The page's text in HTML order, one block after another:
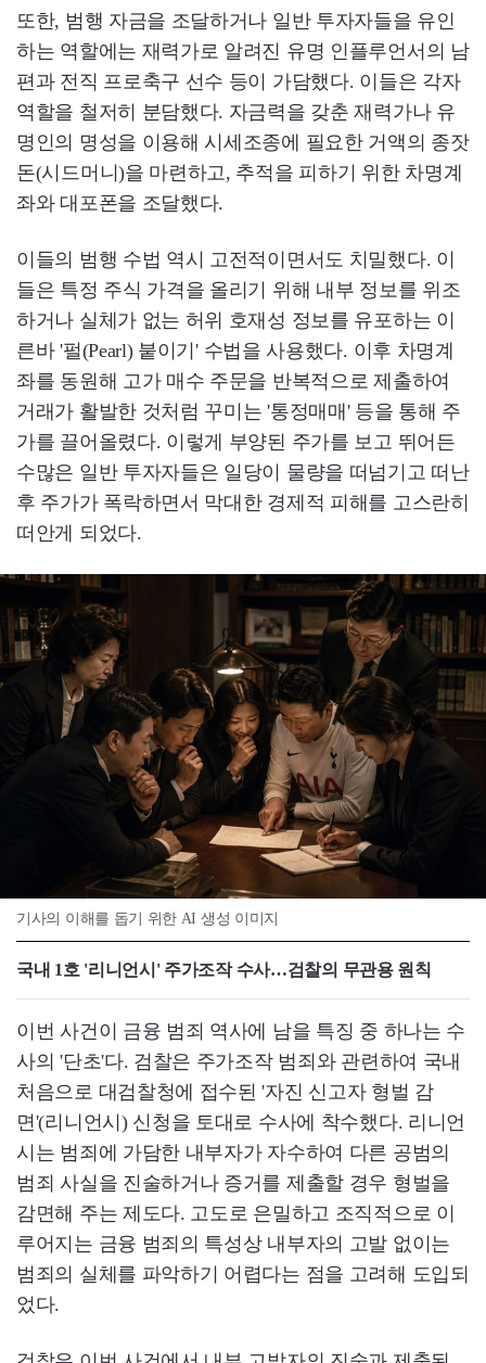
또한, 범행 자금을 조달하거나 일반 투자자들을 유인
하는 역할에는 재력가로 알려진 유명 인플루언서의 남
편과 전직 프로축구 선수 등이 가담했다. 이들은 각자
역할을 철저히 분담했다. 자금력을 갖춘 재력가나 유
명인의 명성을 이용해 시세조종에 필요한 거액의 종잣
돈(시드머니)을 마련하고, 추적을 피하기 위한 차명계
좌와 대포폰을 조달했다.
이들의 범행 수법 역시 고전적이면서도 치밀했다. 이
들은 특정 주식 가격을 올리기 위해 내부 정보를 위조
하거나 실체가 없는 허위 호재성 정보를 유포하는 이
른바 '펄(Pearl) 붙이기' 수법을 사용했다. 이후 차명계
좌를 동원해 고가 매수 주문을 반복적으로 제출하여
거래가 활발한 것처럼 꾸미는 '통정매매' 등을 통해 주
가를 끌어올렸다. 이렇게 부양된 주가를 보고 뛰어든
수많은 일반 투자자들은 일당이 물량을 떠넘기고 떠난
후 주가가 폭락하면서 막대한 경제적 피해를 고스란히
떠안게 되었다.
기사의 이해를 돕기 위한 AI 생성 이미지
국내 1호 '리니언시' 주가조작 수사…검찰의 무관용 원칙
이번 사건이 금융 범죄 역사에 남을 특징 중 하나는 수
사의 '단초'다. 검찰은 주가조작 범죄와 관련하여 국내
처음으로 대검찰청에 접수된 '자진 신고자 형벌 감
면'(리니언시) 신청을 토대로 수사에 착수했다. 리니언
시는 범죄에 가담한 내부자가 자수하여 다른 공범의
범죄 사실을 진술하거나 증거를 제출할 경우 형벌을
감면해 주는 제도다. 고도로 은밀하고 조직적으로 이
루어지는 금융 범죄의 특성상 내부자의 고발 없이는
범죄의 실체를 파악하기 어렵다는 점을 고려해 도입되
었다.